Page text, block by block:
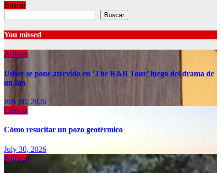
Buscar
Buscar
You missed
Artistas
Usher se pone atrevido en ‘The R&B Tour’ luego del drama de
un fan
July 30, 2026
Ciéncia
Cómo resucitar un pozo geotérmico
July 30, 2026
Política